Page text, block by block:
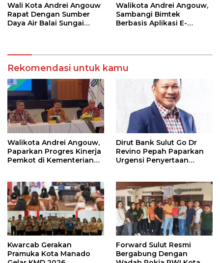
Wali Kota Andrei Angouw
Rapat Dengan Sumber
Daya Air Balai Sungai
Walikota Andrei Angouw,
Sambangi Bimtek
Berbasis Aplikasi E-
Rekomendasi untuk kamu
Walikota Andrei Angouw,
Paparkan Progres Kinerja
Pemkot di Kementerian
Dirut Bank Sulut Go Dr
Revino Pepah Paparkan
Urgensi Penyertaan
Kwarcab Gerakan
Pramuka Kota Manado
Forward Sulut Resmi
Bergabung Dengan